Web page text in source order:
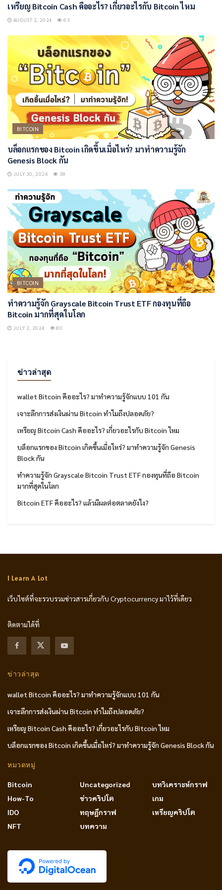
เหรียญ Bitcoin Cash คืออะไร? เกี่ยวอะไรกับ Bitcoin ไหม
AUGUST 2, 2024 63
BITCOIN
บล็อกแรกของ Bitcoin เกิดขึ้นเมื่อไหร่? มาทำความรู้จัก
Genesis Block กัน
JULY 30, 2024 38
BITCOIN
ทำความรู้จัก Grayscale Bitcoin Trust ETF กองทุนที่ถือ
Bitcoin มากที่สุดในโลก
JULY 2, 2024 80
ข่าวล่าสุด
wallet Bitcoin คืออะไร? มาทำความรู้จักแบบ 101 กัน
เจาะลึกการส่งเงินผ่าน Bitcoin ทำไมถึงปลอดภัย?
เหรียญ Bitcoin Cash คืออะไร? เกี่ยวอะไรกับ Bitcoin ไหม
บล็อกแรกของ Bitcoin เกิดขึ้นเมื่อไหร่? มาทำความรู้จัก Genesis
Block กัน
ทำความรู้จัก Grayscale Bitcoin Trust ETF กองทุนที่ถือ Bitcoin
มากที่สุดในโลก
Bitcoin ETF คืออะไร? แล้วมีผลต่อตลาดยังไง?
I Learn A Lot
เว็บไซต์ที่จะรวบรวมข่าวสารเกี่ยวกับ Cryptocurrency มาไว้ที่เดียว
ติดตามได้ที่
ข่าวล่าสุด
wallet Bitcoin คืออะไร? มาทำความรู้จักแบบ 101 กัน
เจาะลึกการส่งเงินผ่าน Bitcoin ทำไมถึงปลอดภัย?
เหรียญ Bitcoin Cash คืออะไร? เกี่ยวอะไรกับ Bitcoin ไหม
บล็อกแรกของ Bitcoin เกิดขึ้นเมื่อไหร่? มาทำความรู้จัก Genesis Block กัน
หมวดหมู่
Bitcoin
How-To
IDO
NFT
Uncategorized
ข่าวคริปโต
ทฤษฎีกราฟ
บทความ
บทวิเคราะห์กราฟ
เกม
เหรียญคริปโต